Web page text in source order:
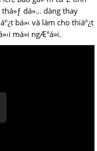
thá»ƒ dá»… dàng thay
bá»‹ và làm cho thiáº¿t
má»i ngÆ°á»i.